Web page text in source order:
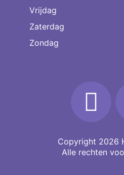
Vrijdag
Zaterdag
Zondag
Copyright 2026
Alle rechten